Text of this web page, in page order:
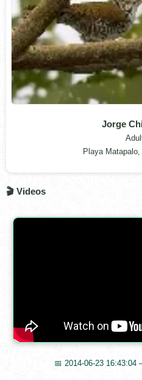
Jorge
Playa
🎬 Videos
📅 2014-06-23 16:43:04